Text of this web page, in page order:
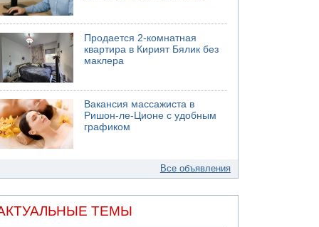
Продается 2-комнатная
квартира в Кирият Бялик без
маклера
Вакансия массажиста в
Ришон-ле-Ционе с удобным
графиком
Все объявления
ТЕМЫ